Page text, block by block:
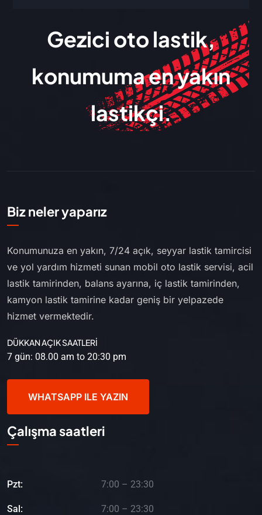
Gezici oto lastik,
konumuma en yakın
lastikçi.
Biz neler yaparız
Konumunuza en yakın, 7/24 açık, seyyar lastik tamircisi
ve yol yardım hizmeti sunan mobil oto lastik servisi, acil
lastik tamirinden, balans ayarına, iç lastik tamirinden,
kamyon lastik tamirine kadar geniş bir yelpazede
hizmet vermektedir.
DÜKKAN AÇIK SAATLERİ
7 gün: 08.00 am to 20:30 pm
WHATSAPP ILE YAZIN
Çalışma saatleri
Pzt: 7:00 – 23:30
Sal: 7:00 – 23:30